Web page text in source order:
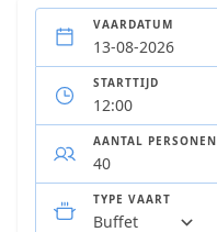
VAARDATUM
STARTTIJD
AANTAL PERSONEN
TYPE VAART